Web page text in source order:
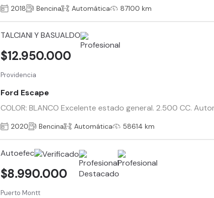
2018 Bencina Automática 87100 km
TALCIANI Y BASUALDO
Providencia
Ford Escape
COLOR: BLANCO Excelente estado general. 2.500 CC.
$12.950.000
2020 Bencina Automática 58614 km
Autoefec
Puerto Montt
$8.990.000